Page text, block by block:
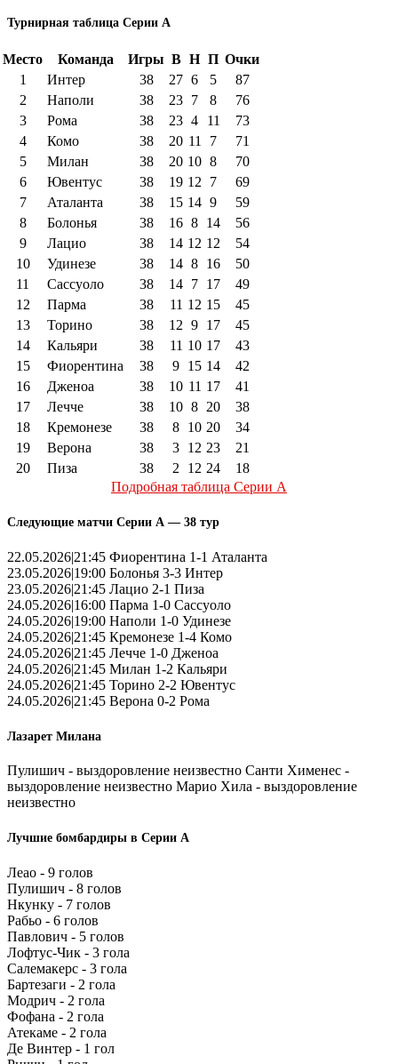
Турнирная таблица Серии А
Место Команда Игры В Н П Очки
1
Интер 38 27 6 5
87
2
Наполи 38 23 7 8
76
3
Рома 38 23 4 11
73
4
Комо 38 20 11 7
71
5
Милан 38 20 10 8
70
6
Ювентус 38 19 12 7
69
7
Аталанта 38 15 14 9
59
8
Болонья 38 16 8 14
56
9
Лацио 38 14 12 12
54
10
Удинезе 38 14 8 16
50
11
Сассуоло 38 14 7 17
49
12
Парма 38 11 12 15
45
13
Торино 38 12 9 17
45
14
Кальяри 38 11 10 17
43
15
Фиорентина 38 9 15 14
42
16
Дженоа 38 10 11 17
41
17
Лечче 38 10 8 20
38
18
Кремонезе 38 8 10 20
34
19
Верона 38 3 12 23
21
20
Пиза 38 2 12 24
18
Подробная таблица Серии А
Следующие матчи Серии А — 38 тур
22.05.2026|21:45 Фиорентина 1-1 Аталанта
23.05.2026|19:00 Болонья 3-3 Интер
23.05.2026|21:45 Лацио 2-1 Пиза
24.05.2026|16:00 Парма 1-0 Сассуоло
24.05.2026|19:00 Наполи 1-0 Удинезе
24.05.2026|21:45 Кремонезе 1-4 Комо
24.05.2026|21:45 Лечче 1-0 Дженоа
24.05.2026|21:45 Милан 1-2 Кальяри
24.05.2026|21:45 Торино 2-2 Ювентус
24.05.2026|21:45 Верона 0-2 Рома
Лазарет Милана
Пулишич - выздоровление неизвестно Санти Хименес -
выздоровление неизвестно Марио Хила - выздоровление
неизвестно
Лучшие бомбардиры в Серии А
Леао - 9 голов
Пулишич - 8 голов
Нкунку - 7 голов
Рабьо - 6 голов
Павлович - 5 голов
Лофтус-Чик - 3 гола
Салемакерс - 3 гола
Бартезаги - 2 гола
Модрич - 2 гола
Фофана - 2 гола
Атекаме - 2 гола
Де Винтер - 1 гол